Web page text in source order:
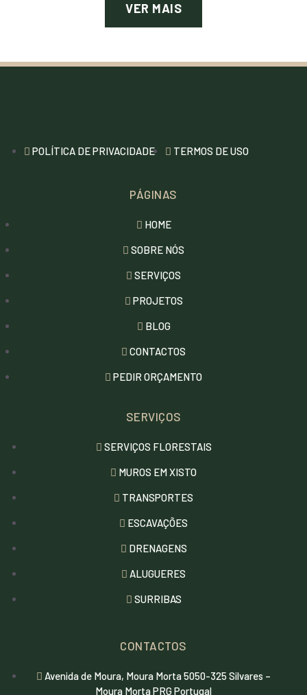
VER MAIS
POLÍTICA DE PRIVACIDADE TERMOS DE USO
PÁGINAS
HOME
SOBRE NÓS
SERVIÇOS
PROJETOS
BLOG
CONTACTOS
PEDIR ORÇAMENTO
SERVIÇOS
SERVIÇOS FLORESTAIS
MUROS EM XISTO
TRANSPORTES
ESCAVAÇÕES
DRENAGENS
ALUGUERES
SURRIBAS
CONTACTOS
Avenida de Moura, Moura Morta 5050-325 Silvares –
Moura Morta PRG Portugal